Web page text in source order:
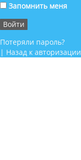
Запомнить меня
Потеряли пароль?
| Назад к авторизации